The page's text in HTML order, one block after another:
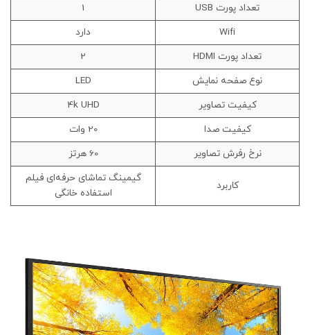
تعداد پورت USB
1
Wifi
دارد
تعداد پورت HDMI
2
نوع صفحه نمایش
LED
کیفیت تصاویر
4k UHD
کیفیت صدا
20 وات
نرخ رفرش تصاویر
60 هرتز
کاربرد
گیمینگ تماشای حرفه‌ای فیلم
استفاده خانگی